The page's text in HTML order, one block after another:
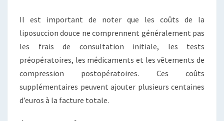
Il est important de noter que les coûts de la
liposuccion douce ne comprennent généralement pas
les frais de consultation initiale, les tests
préopératoires, les médicaments et les vêtements de
compression postopératoires. Ces coûts
supplémentaires peuvent ajouter plusieurs centaines
d’euros à la facture totale.